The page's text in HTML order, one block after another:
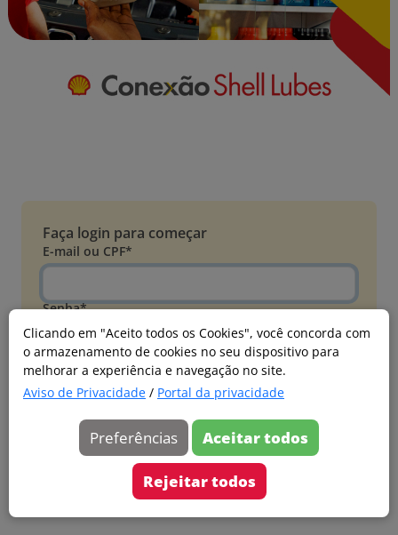
Clicando em "Aceito todos os Cookies", você concorda com
o armazenamento de cookies no seu dispositivo para
melhorar a experiência e navegação no site.
Aviso de Privacidade / Portal da privacidade
Preferências Aceitar todos
Rejeitar todos
Faça login para começar
E-mail ou CPF*
Senha*
Esqueci minha senha
Entrar
Acessar com Microsoft
Ainda não faz parte?
Cadastre-se
Versão 20260805.7